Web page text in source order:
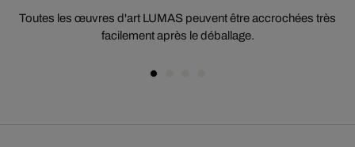
Toutes les œuvres d'art LUMAS peuvent être accrochées très
facilement après le déballage.